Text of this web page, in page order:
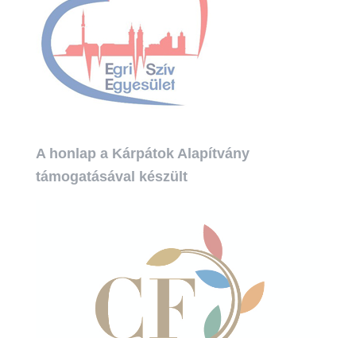
A honlap a Kárpátok Alapítvány
támogatásával készült